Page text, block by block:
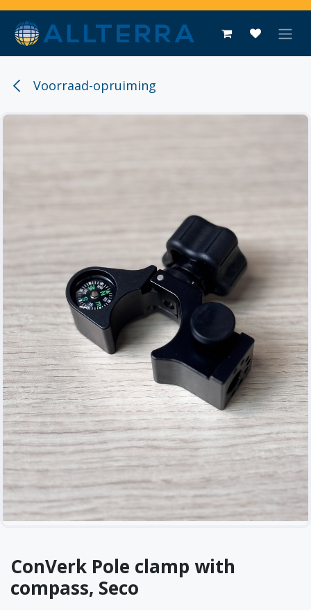
Overslaan naar inhoud
Voorraad-opruiming
ConVerk Pole clamp with
compass, Seco